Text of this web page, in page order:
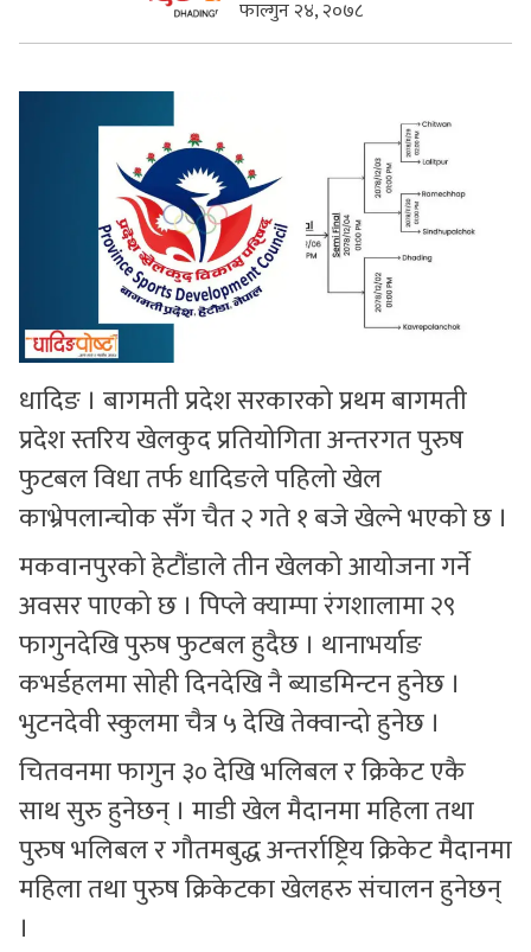
सुचनाहरु
फाल्गुन २४, २०७८
धादिङ । बागमती प्रदेश सरकारको प्रथम बागमती
प्रदेश स्तरिय खेलकुद प्रतियोगिता अन्तरगत पुरुष
फुटबल विधा तर्फ धादिङले पहिलो खेल
काभ्रेपलान्चोक सँग चैत २ गते १ बजे खेल्ने भएको छ ।
मकवानपुरको हेटौंडाले तीन खेलको आयोजना गर्ने
अवसर पाएको छ । पिप्ले क्याम्पा रंगशालामा २९
फागुनदेखि पुरुष फुटबल हुदैछ । थानाभर्याङ
कभर्डहलमा सोही दिनदेखि नै ब्याडमिन्टन हुनेछ ।
भुटनदेवी स्कुलमा चैत्र ५ देखि तेक्वान्दो हुनेछ ।
चितवनमा फागुन ३० देखि भलिबल र क्रिकेट एकै
साथ सुरु हुनेछन् । माडी खेल मैदानमा महिला तथा
पुरुष भलिबल र गौतमबुद्ध अन्तर्राष्ट्रिय क्रिकेट मैदानमा
महिला तथा पुरुष क्रिकेटका खेलहरु संचालन हुनेछन्
।